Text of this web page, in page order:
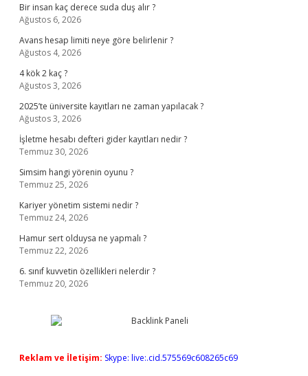
Bir insan kaç derece suda duş alır ?
Ağustos 6, 2026
Avans hesap limiti neye göre belirlenir ?
Ağustos 4, 2026
4 kök 2 kaç ?
Ağustos 3, 2026
2025’te üniversite kayıtları ne zaman yapılacak ?
Ağustos 3, 2026
İşletme hesabı defteri gider kayıtları nedir ?
Temmuz 30, 2026
Simsim hangi yörenin oyunu ?
Temmuz 25, 2026
Kariyer yönetim sistemi nedir ?
Temmuz 24, 2026
Hamur sert olduysa ne yapmalı ?
Temmuz 22, 2026
6. sınıf kuvvetin özellikleri nelerdir ?
Temmuz 20, 2026
Reklam ve İletişim: Skype: live:.cid.575569c608265c69